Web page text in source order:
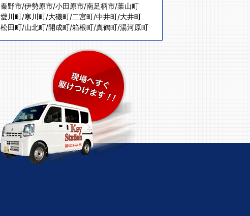
秦野市/伊勢原市/小田原市/南足柄市/葉山町
愛川町/寒川町/大磯町/二宮町/中井町/大井町
松田町/山北町/開成町/箱根町/真鶴町/湯河原町